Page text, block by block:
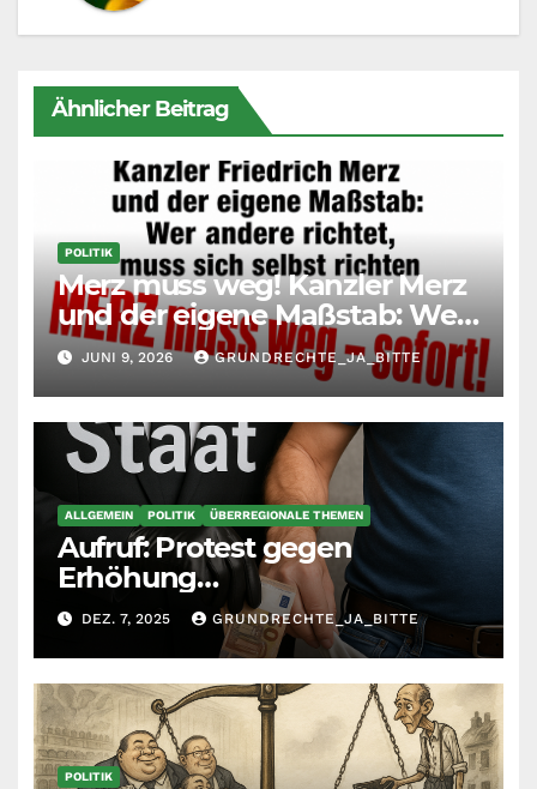
Ähnlicher Beitrag
POLITIK
Merz muss weg! Kanzler Merz
und der eigene Maßstab: Wer
andere richtet, muss sich
selbst richten
JUNI 9, 2026 GRUNDRECHTE_JA_BITTE
ALLGEMEIN POLITIK ÜBERREGIONALE THEMEN
Aufruf: Protest gegen
Erhöhung
Krankenkassenbeiträge
DEZ. 7, 2025 GRUNDRECHTE_JA_BITTE
POLITIK